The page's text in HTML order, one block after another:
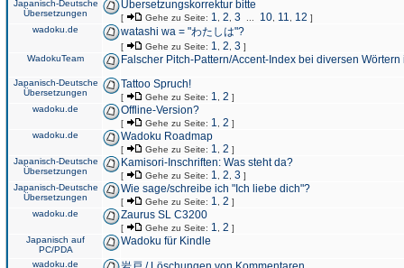
Japanisch-Deutsche
Übersetzungen
Übersetzungskorrektur bitte
[ Gehe zu Seite: 1 2 3 10 11 12 ]
wadoku.de
watashi wa = "わたしは"?
[ Gehe zu Seite: 1 2 3 ]
WadokuTeam
Falscher Pitch-Pattern/Accent-Index bei diversen
Japanisch-Deutsche
Übersetzungen
Tattoo Spruch!
[ Gehe zu Seite: 1 2 ]
wadoku.de
Offline-Version?
[ Gehe zu Seite: 1 2 ]
wadoku.de
Wadoku Roadmap
[ Gehe zu Seite: 1 2 ]
Japanisch-Deutsche
Übersetzungen
Kamisori-Inschriften: Was steht da?
[ Gehe zu Seite: 1 2 3 ]
Japanisch-Deutsche
Übersetzungen
Wie sage/schreibe ich "Ich liebe dich"?
[ Gehe zu Seite: 1 2 ]
wadoku.de
Zaurus SL C3200
[ Gehe zu Seite: 1 2 ]
Japanisch auf
PC/PDA
Wadoku für Kindle
wadoku.de